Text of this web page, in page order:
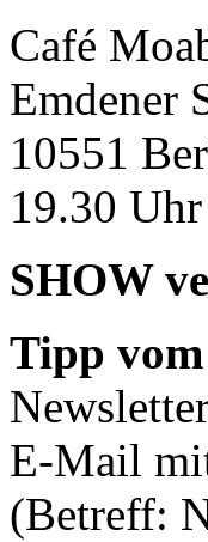
Café
Emdener
10551
19.30 Uhr
SHOW
Tipp
E-Mail
(Betreff: